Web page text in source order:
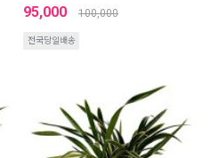
95,000 100,000
전국당일배송